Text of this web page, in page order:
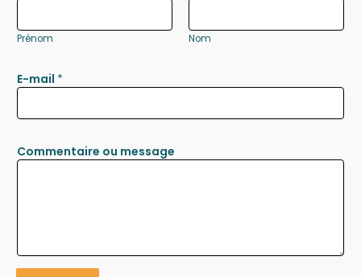
Prénom Nom
E-mail *
Commentaire ou message